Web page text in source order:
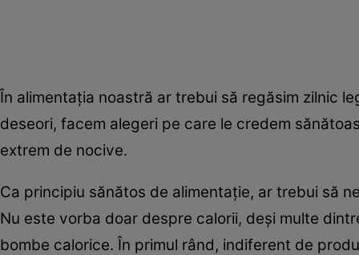
În alimentaţia noastră ar trebui să regăsim zilnic
deseori, facem alegeri pe care le credem
extrem de nocive.
Ca principiu sănătos de alimentaţie, ar trebui să
Nu este vorba doar despre calorii, deşi multe
bombe calorice. În primul rând, indiferent de